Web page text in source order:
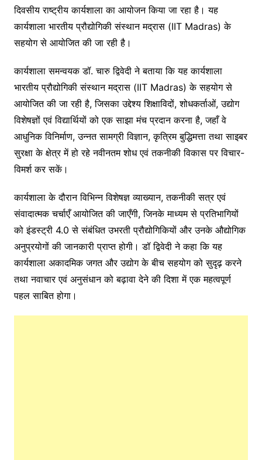
दिवसीय राष्ट्रीय कार्यशाला का आयोजन किया जा रहा है। यह
कार्यशाला भारतीय प्रौद्योगिकी संस्थान मद्रास (IIT Madras) के
सहयोग से आयोजित की जा रही है।
कार्यशाला समन्वयक डॉ. चारु द्विवेदी ने बताया कि यह कार्यशाला
भारतीय प्रौद्योगिकी संस्थान मद्रास (IIT Madras) के सहयोग से
आयोजित की जा रही है, जिसका उद्देश्य शिक्षाविदों, शोधकर्ताओं, उद्योग
विशेषज्ञों एवं विद्यार्थियों को एक साझा मंच प्रदान करना है, जहाँ वे
आधुनिक विनिर्माण, उन्नत सामग्री विज्ञान, कृत्रिम बुद्धिमत्ता तथा साइबर
सुरक्षा के क्षेत्र में हो रहे नवीनतम शोध एवं तकनीकी विकास पर विचार-
विमर्श कर सकें।
कार्यशाला के दौरान विभिन्न विशेषज्ञ व्याख्यान, तकनीकी सत्र एवं
संवादात्मक चर्चाएँ आयोजित की जाएँगी, जिनके माध्यम से प्रतिभागियों
को इंडस्ट्री 4.0 से संबंधित उभरती प्रौद्योगिकियों और उनके औद्योगिक
अनुप्रयोगों की जानकारी प्राप्त होगी। डॉ द्विवेदी ने कहा कि यह
कार्यशाला अकादमिक जगत और उद्योग के बीच सहयोग को सुदृढ़ करने
तथा नवाचार एवं अनुसंधान को बढ़ावा देने की दिशा में एक महत्वपूर्ण
पहल साबित होगा।